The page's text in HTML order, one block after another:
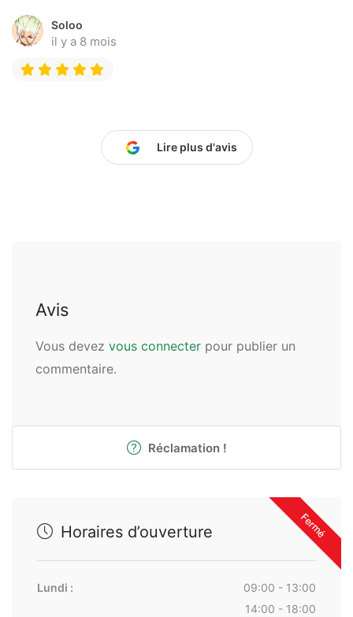
Soloo
il y a 8 mois
Lire plus d'avis
Avis
Vous devez vous connecter pour publier un
commentaire.
Réclamation !
Fermé
Horaires d’ouverture
Lundi :
09:00 - 13:00
14:00 - 18:00